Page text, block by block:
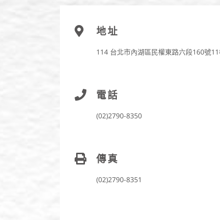
地址
114 台北市內湖區民權東路六段160號
電話
(02)2790-8350
傳真
(02)2790-8351